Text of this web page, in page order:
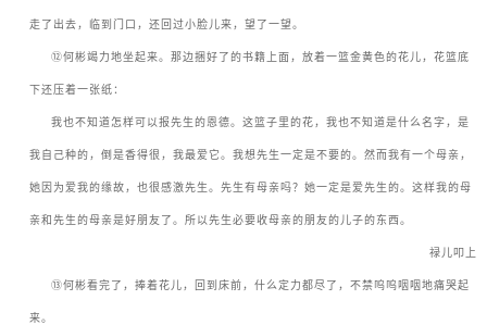
走了出去，临到门口，还回过小脸儿来，望了一望。
ㅤㅤ⑫何彬竭力地坐起来。那边捆好了的书籍上面，放着一篮金黄色的花儿，花篮底
下还压着一张纸：
ㅤㅤ我也不知道怎样可以报先生的恩德。这篮子里的花，我也不知道是什么名字，是
我自己种的，倒是香得很，我最爱它。我想先生一定是不要的。然而我有一个母亲，
她因为爱我的缘故，也很感激先生。先生有母亲吗？她一定是爱先生的。这样我的母
亲和先生的母亲是好朋友了。所以先生必要收母亲的朋友的儿子的东西。
禄儿叩上
ㅤㅤ⑬何彬看完了，捧着花儿，回到床前，什么定力都尽了，不禁呜呜咽咽地痛哭起
来。